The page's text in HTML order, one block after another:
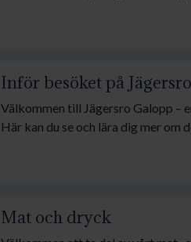
Inför besöket på
Välkommen till Jägersro Galopp –
Här kan du se och lära dig mer om
Mat och dryck